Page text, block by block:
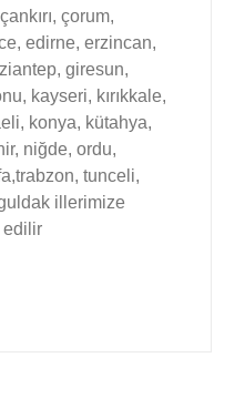
çorum,
edirne, erzincan,
giresun,
kayseri, kırıkkale,
konya, kütahya,
niğde, ordu,
tunceli,
illerimize
edilir